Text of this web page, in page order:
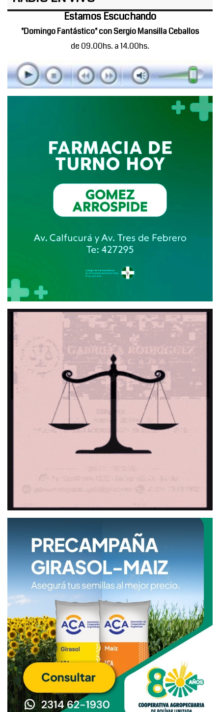
Estamos Escuchando
"Domingo Fantástico" con Sergio Mansilla Ceballos
de 09.00hs. a 14.00hs.